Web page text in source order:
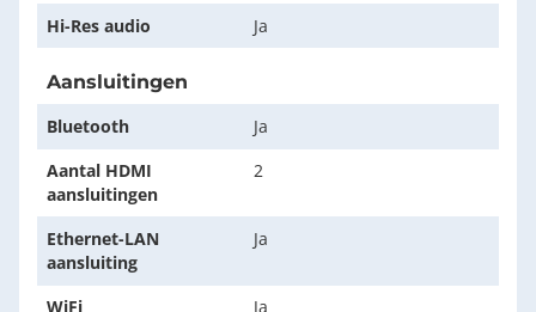
Hi-Res audio
Ja
Aansluitingen
Bluetooth
Ja
Aantal HDMI
aansluitingen
2
Ethernet-LAN
aansluiting
Ja
WiFi Ja